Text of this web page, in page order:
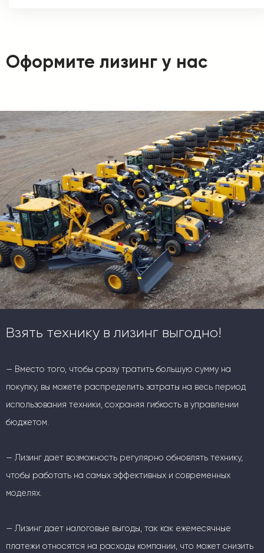
Оформите лизинг у нас
Взять технику в лизинг выгодно!
— Вместо того, чтобы сразу тратить большую сумму на
покупку, вы можете распределить затраты на весь период
использования техники, сохраняя гибкость в управлении
бюджетом.
— Лизинг дает возможность регулярно обновлять технику,
чтобы работать на самых эффективных и современных
моделях.
— Лизинг дает налоговые выгоды, так как ежемесячные
платежи относятся на расходы компании, что может снизить